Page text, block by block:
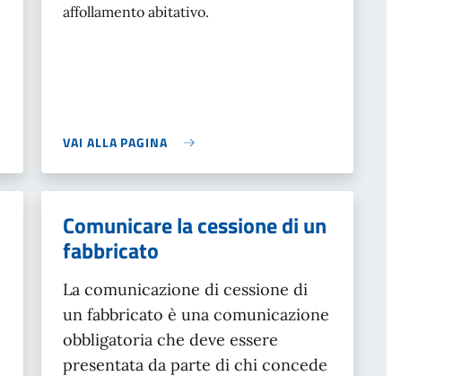
affollamento abitativo.
VAI ALLA PAGINA
Comunicare la cessione di un
fabbricato
La comunicazione di cessione di
un fabbricato è una comunicazione
obbligatoria che deve essere
presentata da parte di chi concede